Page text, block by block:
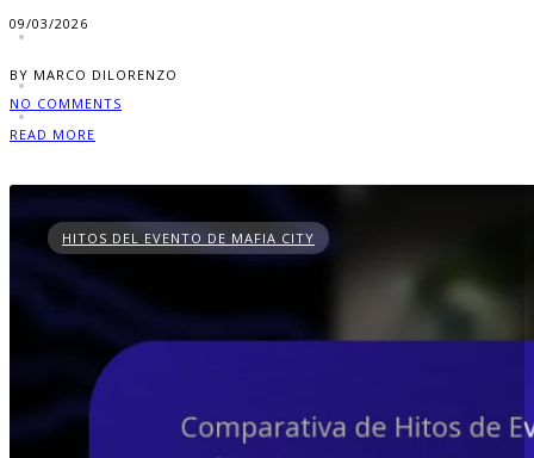
09/03/2026
BY MARCO DILORENZO
NO COMMENTS
READ MORE
HITOS DEL EVENTO DE MAFIA CITY